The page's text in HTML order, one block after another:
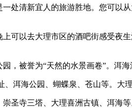
处清新宜人的旅游胜地。您可
可以去大理市区的酒吧街感受
，被誉为“天然的水景画卷”。洱
洱海公园、蝴蝶泉、苍山等。大
圣寺三塔、大理喜洲古镇、洱海